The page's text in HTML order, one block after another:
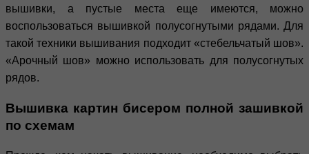
вышивки, а пустые места еще имеются, можно
воспользоваться вышивкой полусогнутыми рядами. Для
такой техники вышивания подходит «стебельчатый шов».
«Арочный шов» можно использовать для полусогнутых
рядов.
Вышивка картин бисером полной зашивкой
по схемам